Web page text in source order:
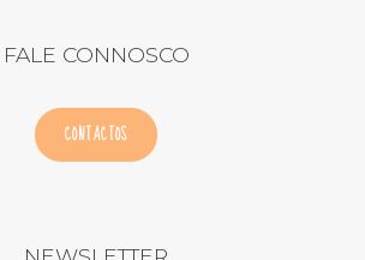
FALE CONNOSCO
CONTACTOS